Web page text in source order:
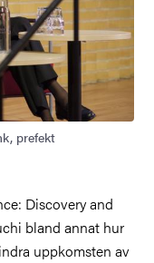
prefekt
Discovery and
bland annat hur
uppkomsten av